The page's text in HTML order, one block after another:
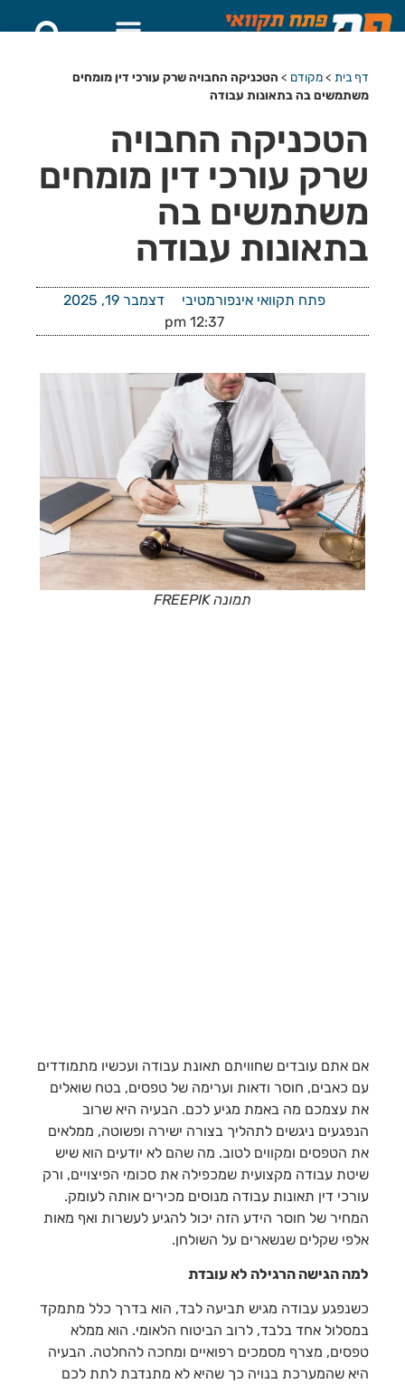
דף בית >מקודם > הטכניקה החבויה שרק עורכי דין מומחים
משתמשים בה בתאונות עבודה
הטכניקה החבויה
שרק עורכי דין מומחים
משתמשים בה
בתאונות עבודה
פתח תקוואי אינפורמטיבי
דצמבר 19, 2025
12:37 pm
תמונה FREEPIK
אם אתם עובדים שחוויתם תאונת עבודה ועכשיו מתמודדים
עם כאבים, חוסר ודאות וערימה של טפסים, בטח שואלים
את עצמכם מה באמת מגיע לכם. הבעיה היא שרוב
הנפגעים ניגשים לתהליך בצורה ישירה ופשוטה, ממלאים
את הטפסים ומקווים לטוב. מה שהם לא יודעים הוא שיש
שיטת עבודה מקצועית שמכפילה את סכומי הפיצויים, ורק
עורכי דין תאונות עבודה מנוסים מכירים אותה לעומק.
המחיר של חוסר הידע הזה יכול להגיע לעשרות ואף מאות
אלפי שקלים שנשארים על השולחן.
למה הגישה הרגילה לא עובדת
כשנפגע עבודה מגיש תביעה לבד, הוא בדרך כלל מתמקד
במסלול אחד בלבד, לרוב הביטוח הלאומי. הוא ממלא
טפסים, מצרף מסמכים רפואיים ומחכה להחלטה. הבעיה
היא שהמערכת בנויה כך שהיא לא מתנדבת לתת לכם